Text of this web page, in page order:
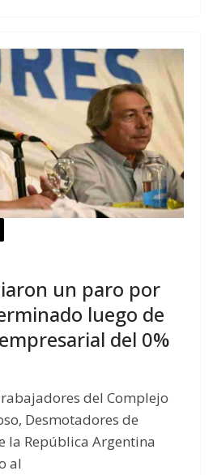
un paro por
luego de
del 0%
del Complejo
Desmotadores de
la República Argentina
al